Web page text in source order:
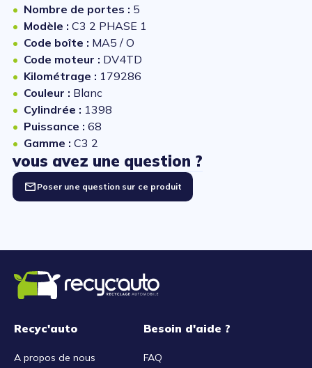
Nombre de portes : 5
Modèle : C3 2 PHASE 1
Code boîte : MA5 / O
Code moteur : DV4TD
Kilométrage : 179286
Couleur : Blanc
Cylindrée : 1398
Puissance : 68
Gamme : C3 2
vous avez une question ?
Poser une question sur ce produit
Recyc'auto
A propos de nous
Besoin d'aide ?
FAQ